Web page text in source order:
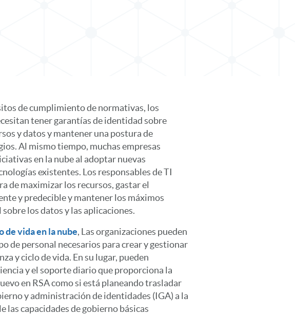
de cumplimiento de normativas, los
tener garantías de identidad sobre
y datos y mantener una postura de
Al mismo tiempo, muchas empresas
en la nube al adoptar nuevas
existentes. Los responsables de TI
de maximizar los recursos, gastar el
y predecible y mantener los máximos
los datos y las aplicaciones.
de vida en la nube, Las organizaciones pueden
de personal necesarios para crear y gestionar
y ciclo de vida. En su lugar, pueden
y el soporte diario que proporciona la
en RSA como si está planeando trasladar
y administración de identidades (IGA) a la
las capacidades de gobierno básicas